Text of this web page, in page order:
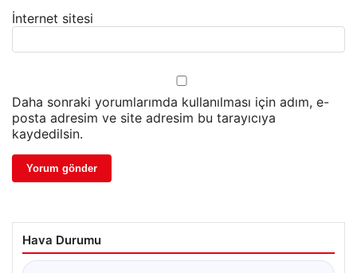
İnternet sitesi
Daha sonraki yorumlarımda kullanılması için adım, e-
posta adresim ve site adresim bu tarayıcıya
kaydedilsin.
Hava Durumu